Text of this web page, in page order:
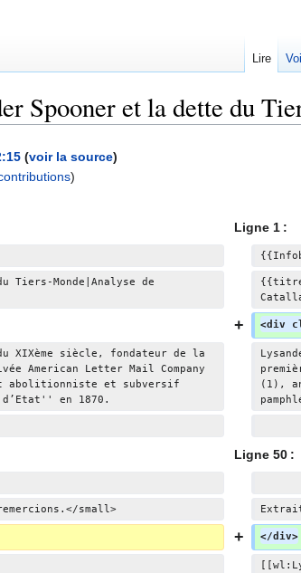
Spooner et la dette du
(voir la source)
)
c
s
i
Ligne 1 :
Monde|Analyse de
<div
XIXème siècle, fondateur de la
American Letter Mail Company
abolitionniste et subversif
en 1870.
(1),
Ligne 50 :
small>
</div>
Lire